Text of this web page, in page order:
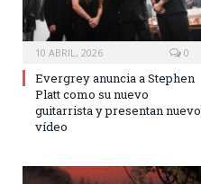
10 ABRIL, 2026 0
Evergrey anuncia a Stephen
Platt como su nuevo
guitarrista y presentan nuevo
vídeo